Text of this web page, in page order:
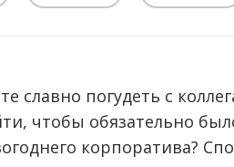
славно погудеть с
чтобы обязательно
корпоратива?